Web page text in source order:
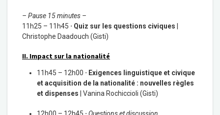
– Pause 15 minutes –
11h25 – 11h45 ⋅ Quiz sur les questions civiques
Christophe Daadouch (Gisti)
II. Impact sur la nationalité
11h45 – 12h00 ⋅ Exigences linguistique et civique
et acquisition de la nationalité : nouvelles règles
et dispenses | Vanina Rochiccioli (Gisti)